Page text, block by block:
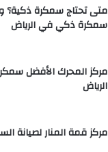
متى تحتاج سمكرة ذكية؟
سمكرة ذكي في الرياض
مركز المحرك الأفضل
الرياض
مركز قمة المنار لصيانة